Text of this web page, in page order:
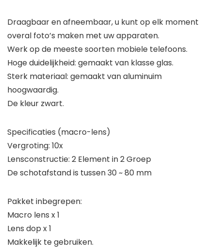
Draagbaar en afneembaar, u kunt op elk moment
overal foto’s maken met uw apparaten.
Werk op de meeste soorten mobiele telefoons.
Hoge duidelijkheid: gemaakt van klasse glas.
Sterk materiaal: gemaakt van aluminuim
hoogwaardig.
De kleur zwart.
Specificaties (macro-lens)
Vergroting: 10x
Lensconstructie: 2 Element in 2 Groep
De schotafstand is tussen 30 ~ 80 mm
Pakket inbegrepen:
Macro lens x 1
Lens dop x 1
Makkelijk te gebruiken.